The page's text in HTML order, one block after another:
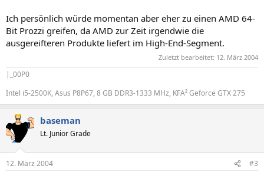
Ich persönlich würde momentan aber eher zu einen AMD 64-
Bit Prozzi greifen, da AMD zur Zeit irgendwie die
ausgereifteren Produkte liefert im High-End-Segment.
Zuletzt bearbeitet: 12. März 2004
|_00P0
Intel i5-2500K, Asus P8P67, 8 GB DDR3-1333 MHz, KFA² Geforce GTX 275
baseman
Lt. Junior Grade
12. März 2004 #3